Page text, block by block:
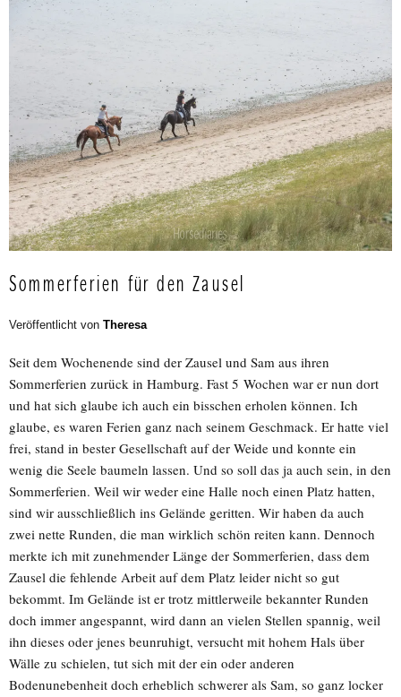
Sommerferien für den Zausel
Veröffentlicht von Theresa
Seit dem Wochenende sind der Zausel und Sam aus ihren
Sommerferien zurück in Hamburg. Fast 5 Wochen war er nun dort
und hat sich glaube ich auch ein bisschen erholen können. Ich
glaube, es waren Ferien ganz nach seinem Geschmack. Er hatte viel
frei, stand in bester Gesellschaft auf der Weide und konnte ein
wenig die Seele baumeln lassen. Und so soll das ja auch sein, in den
Sommerferien. Weil wir weder eine Halle noch einen Platz hatten,
sind wir ausschließlich ins Gelände geritten. Wir haben da auch
zwei nette Runden, die man wirklich schön reiten kann. Dennoch
merkte ich mit zunehmender Länge der Sommerferien, dass dem
Zausel die fehlende Arbeit auf dem Platz leider nicht so gut
bekommt. Im Gelände ist er trotz mittlerweile bekannter Runden
doch immer angespannt, wird dann an vielen Stellen spannig, weil
ihn dieses oder jenes beunruhigt, versucht mit hohem Hals über
Wälle zu schielen, tut sich mit der ein oder anderen
Bodenunebenheit doch erheblich schwerer als Sam, so ganz locker